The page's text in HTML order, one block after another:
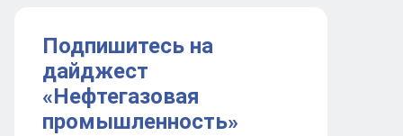
Подпишитесь на
дайджест
«Нефтегазовая
промышленность»